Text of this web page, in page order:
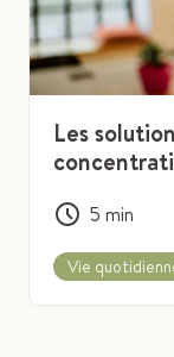
Les
5 min
Vie